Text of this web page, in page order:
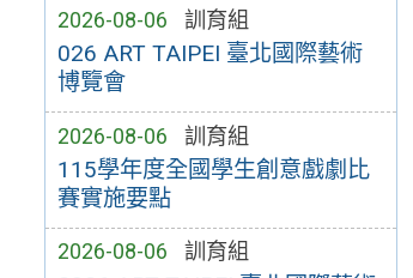
2026-08-06 訓育組
026 ART TAIPEI 臺北國際藝術
博覽會
2026-08-06 訓育組
115學年度全國學生創意戲劇比
賽實施要點
2026-08-06 訓育組